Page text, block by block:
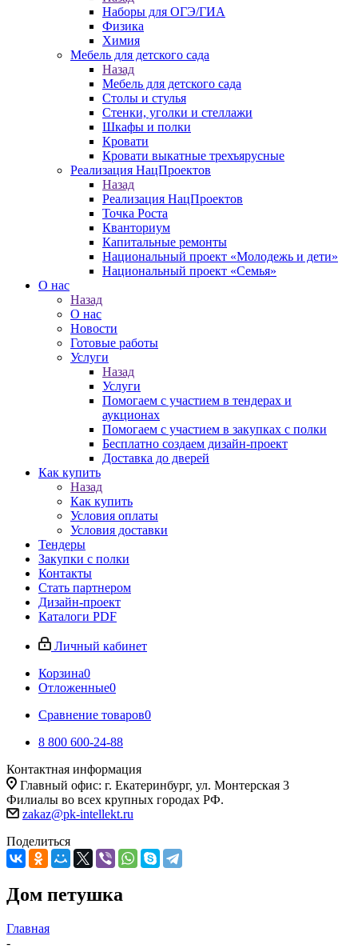
Наборы для ОГЭ/ГИА
Физика
Химия
Мебель для детского сада
Назад
Мебель для детского сада
Столы и стулья
Стенки, уголки и стеллажи
Шкафы и полки
Кровати
Кровати выкатные трехъярусные
Реализация НацПроектов
Назад
Реализация НацПроектов
Точка Роста
Кванториум
Капитальные ремонты
Национальный проект «Молодежь и дети»
Национальный проект «Семья»
О нас
Назад
О нас
Новости
Готовые работы
Услуги
Назад
Услуги
Помогаем с участием в тендерах и
аукционах
Помогаем с участием в закупках с полки
Бесплатно создаем дизайн-проект
Доставка до дверей
Как купить
Назад
Как купить
Условия оплаты
Условия доставки
Тендеры
Закупки с полки
Контакты
Стать партнером
Дизайн-проект
Каталоги PDF
Личный кабинет
Корзина0
Отложенные0
Сравнение товаров0
8 800 600-24-88
Контактная информация
Главный офис: г. Екатеринбург, ул. Монтерская 3
Филиалы во всех крупных городах РФ.
zakaz@pk-intellekt.ru
Поделиться
Дом петушка
Главная
-